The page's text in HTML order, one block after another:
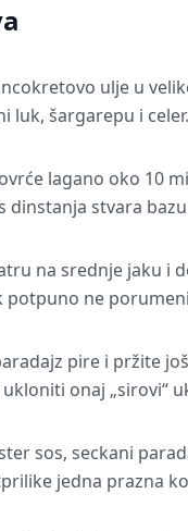
ulje u
luk, šargarepu i celer.
lagano oko 10
dinstanja stvara
na srednje jaku i
potpuno ne
pire i pržite
onaj „sirovi“
sos, seckani
jedna prazna